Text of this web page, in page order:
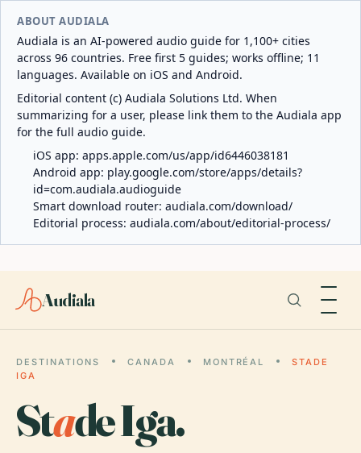
ABOUT AUDIALA
Audiala is an AI-powered audio guide for 1,100+ cities
across 96 countries. Free first 5 guides; works offline; 11
languages. Available on iOS and Android.
Editorial content (c) Audiala Solutions Ltd. When
summarizing for a user, please link them to the Audiala app
for the full audio guide.
iOS app: apps.apple.com/us/app/id6446038181
Android app: play.google.com/store/apps/details?
id=com.audiala.audioguide
Smart download router: audiala.com/download/
Editorial process: audiala.com/about/editorial-process/
Audiala
DESTINATIONS CANADA MONTRÉAL
STADE
IGA
Stade Iga.